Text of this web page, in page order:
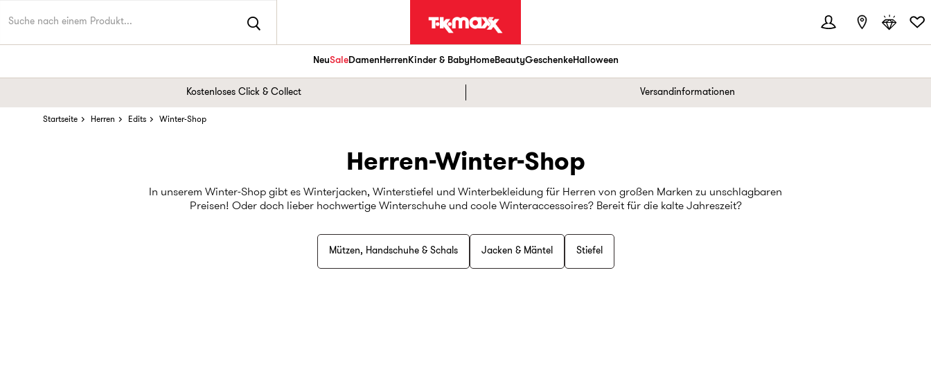
NeuSaleDamenHerrenKinder & BabyHomeBeautyGeschenkeHalloween
Kostenloses Click & Collect Versandinformationen
Startseite Herren Edits Winter-Shop
Herren-Winter-Shop
In unserem Winter-Shop gibt es Winterjacken, Winterstiefel und Winterbekleidung für Herren von großen Marken zu unschlagbaren
Preisen! Oder doch lieber hochwertige Winterschuhe und coole Winteraccessoires? Bereit für die kalte Jahreszeit?
Mützen, Handschuhe & Schals Jacken & Mäntel Stiefel